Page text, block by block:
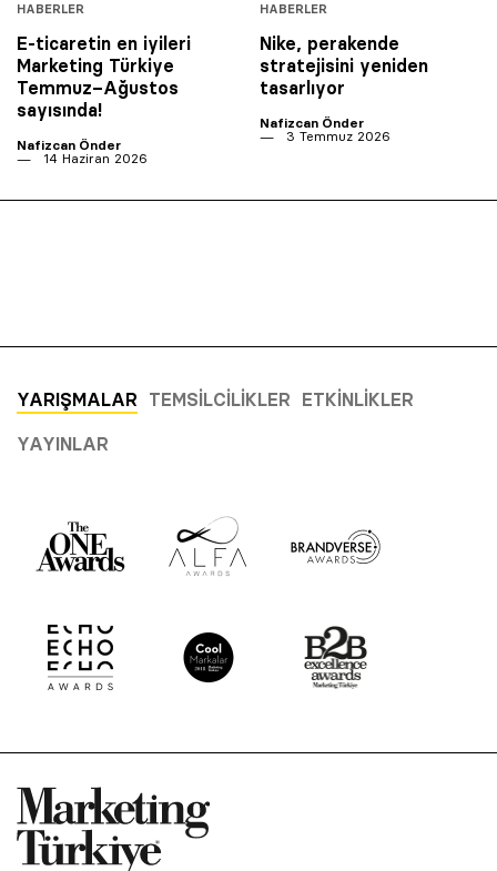
HABERLER
E-ticaretin en iyileri
Marketing Türkiye
Temmuz–Ağustos
sayısında!
Nafizcan Önder
14 Haziran 2026
HABERLER
Nike, perakende
stratejisini yeniden
tasarlıyor
Nafizcan Önder
3 Temmuz 2026
YARIŞMALAR TEMSILCILIKLER ETKINLIKLER
YAYINLAR